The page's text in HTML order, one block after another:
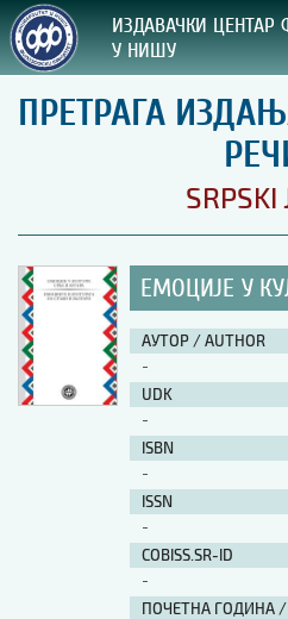
ИЗДАВАЧКИ ЦЕНТАР
У НИШУ
СВА НАША
ВРСТА ИЗДАЊА:
УПУТСТВА
Упутство ауторима
Упутство уредницима
Изјава о ауторству
Изјава о лектури
Изјава о коришћењу
Упутство за бирање лиценце
Уговор са аутором
ПРЕТРАГА
SRPSKI
ЕМОЦИЈЕ У
АУТОР / AUTHOR
-
UDK
-
ISBN
-
ISSN
-
COBISS.SR-ID
-
ПОЧЕТНА ГОДИНА /